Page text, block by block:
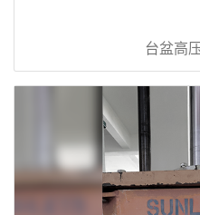
台盆高